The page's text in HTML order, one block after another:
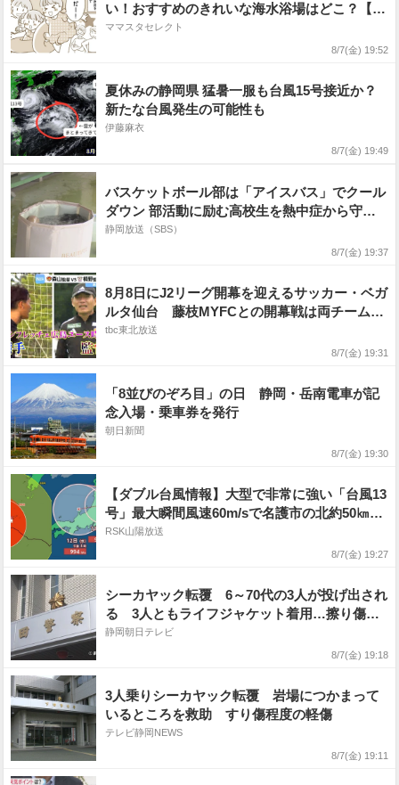
い！おすすめのきれいな海水浴場はどこ？【東
日本エリア編】
ママスタセレクト
8/7(金) 19:52
夏休みの静岡県 猛暑一服も台風15号接近か？
新たな台風発生の可能性も
伊藤麻衣
8/7(金) 19:49
バスケットボール部は「アイスバス」でクール
ダウン 部活動に励む高校生を熱中症から守る
取り組み=静岡城北高校
静岡放送（SBS）
8/7(金) 19:37
8月8日にJ2リーグ開幕を迎えるサッカー・ベガ
ルタ仙台 藤枝MYFCとの開幕戦は両チームの
監督「師弟対決」にも注目!
tbc東北放送
8/7(金) 19:31
「8並びのぞろ目」の日 静岡・岳南電車が記
念入場・乗車券を発行
朝日新聞
8/7(金) 19:30
【ダブル台風情報】大型で非常に強い「台風13
号」最大瞬間風速60m/sで名護市の北約50㎞
に...大型「台風15号」は11日（火・祝）から12
日（水）にかけて東日本直撃か...お盆の天気は
ションを確認【気象庁7日午後7時発表】
RSK山陽放送
8/7(金) 19:27
シーカヤック転覆 6～70代の3人が投げ出され
る 3人ともライフジャケット着用…擦り傷程
度で無事救助
静岡朝日テレビ
8/7(金) 19:18
3人乗りシーカヤック転覆 岩場につかまって
いるところを救助 すり傷程度の軽傷
テレビ静岡NEWS
8/7(金) 19:11